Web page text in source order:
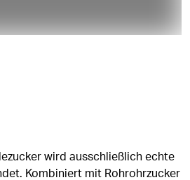
wird ausschließlich echte
Kombiniert mit Rohrohrzucker